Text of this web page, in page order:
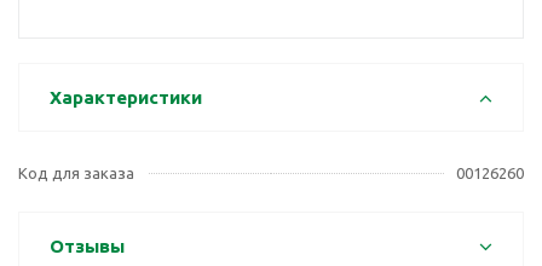
Характеристики
Код для заказа 00126260
Отзывы